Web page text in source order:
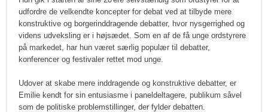
udfordre de velkendte koncepter for debat ved at tilbyde mere
konstruktive og borgerinddragende debatter, hvor nysgerrighed og
videns udveksling er i højsædet. Som en af de få unge ordstyrere
på markedet, har hun været særlig populær til debatter,
konferencer og festivaler rettet mod unge.
Udover at skabe mere inddragende og konstruktive debatter, er
Emilie kendt for sin entusiasme i paneldeltagere, publikum såvel
som de politiske problemstillinger, der fylder debatten.